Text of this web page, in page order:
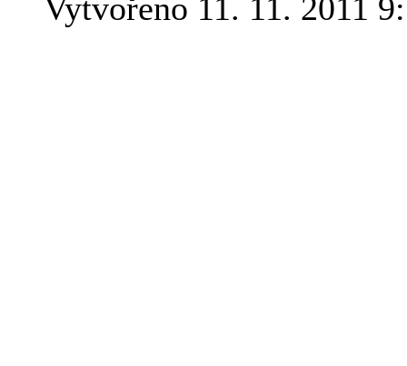
Vytvořeno 11. 11. 2011